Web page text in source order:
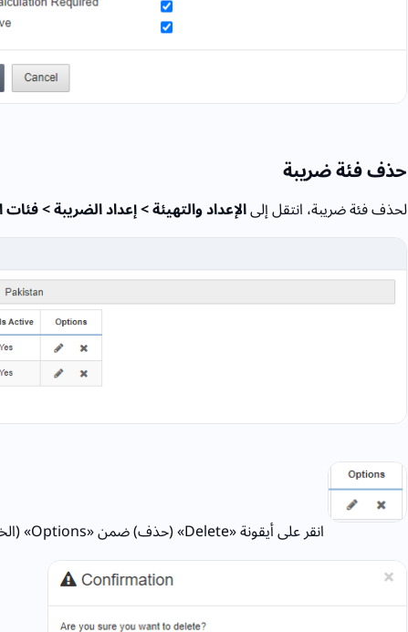
حذف فئة ضريبة
لحذف فئة ضريبة، انتقل إلىالإعداد والتهيئة > إعداد الضريبة >
انقر على أيقونة «Delete» (حذف) ضمن «Options» (الخيارات).